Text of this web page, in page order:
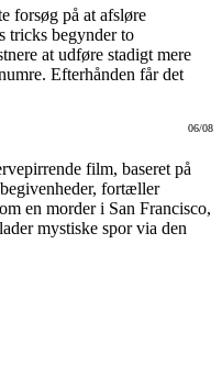
forsøg på at afsløre
tricks begynder to
at udføre stadigt mere
Efterhånden får det
06/08
film, baseret på
fortæller
en morder i San Francisco,
mystiske spor via den